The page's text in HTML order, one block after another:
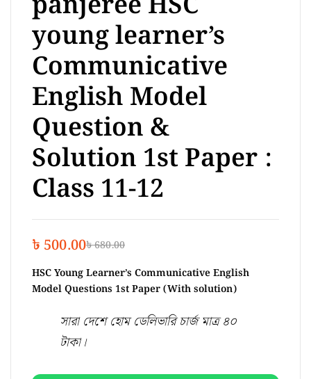
young learner’s
Communicative
English Model
Question &
Solution 1st Paper :
Class 11-12
৳680.00
৳ 500.00
HSC Young Learner’s Communicative English
Model Questions 1st Paper (With solution)
সারা দেশে হোম ডেলিভারি চার্জ মাত্র ৪০
টাকা।